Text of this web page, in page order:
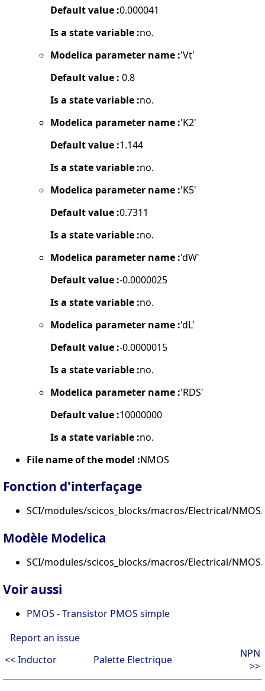
Default value :0.000041
Is a state variable :no.
Modelica parameter name :'Vt'
Default value : 0.8
Is a state variable :no.
Modelica parameter name :'K2'
Default value :1.144
Is a state variable :no.
Modelica parameter name :'K5'
Default value :0.7311
Is a state variable :no.
Modelica parameter name :'dW'
Default value :-0.0000025
Is a state variable :no.
Modelica parameter name :'dL'
Default value :-0.0000015
Is a state variable :no.
Modelica parameter name :'RDS'
Default value :10000000
Is a state variable :no.
File name of the model :NMOS
Fonction d'interfaçage
SCI/modules/scicos_blocks/macros/Electrical/
Modèle Modelica
SCI/modules/scicos_blocks/macros/Electrical/
Voir aussi
PMOS - Transistor PMOS simple
Report an issue
<< Inductor
Palette Electrique
NPN
>>